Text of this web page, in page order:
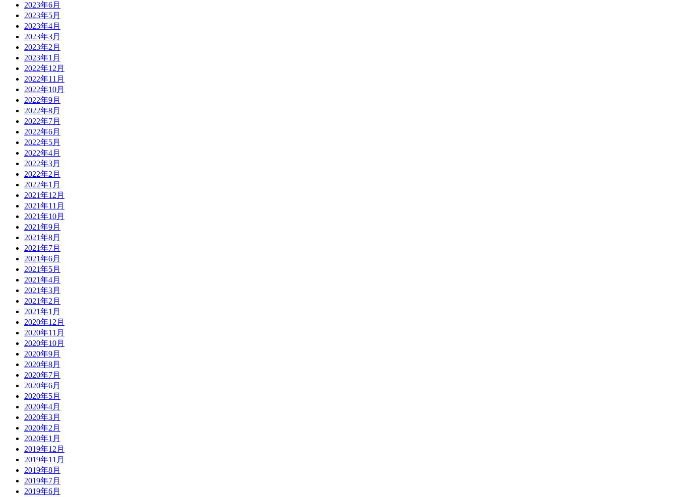
2023年6月
2023年5月
2023年4月
2023年3月
2023年2月
2023年1月
2022年12月
2022年11月
2022年10月
2022年9月
2022年8月
2022年7月
2022年6月
2022年5月
2022年4月
2022年3月
2022年2月
2022年1月
2021年12月
2021年11月
2021年10月
2021年9月
2021年8月
2021年7月
2021年6月
2021年5月
2021年4月
2021年3月
2021年2月
2021年1月
2020年12月
2020年11月
2020年10月
2020年9月
2020年8月
2020年7月
2020年6月
2020年5月
2020年4月
2020年3月
2020年2月
2020年1月
2019年12月
2019年11月
2019年8月
2019年7月
2019年6月